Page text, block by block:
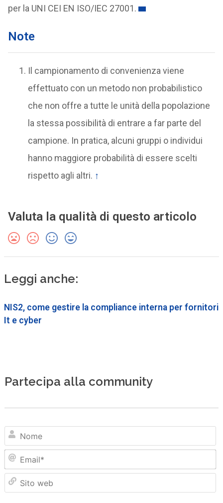
per la UNI CEI EN ISO/IEC 27001.
Note
Il campionamento di convenienza viene
effettuato con un metodo non probabilistico
che non offre a tutte le unità della popolazione
la stessa possibilità di entrare a far parte del
campione. In pratica, alcuni gruppi o individui
hanno maggiore probabilità di essere scelti
rispetto agli altri. ↑
Valuta la qualità di questo articolo
Leggi anche:
NIS2, come gestire la compliance interna per fornitori
It e cyber
Partecipa alla community